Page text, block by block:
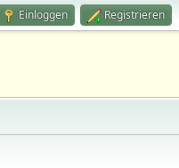
Einloggen Registrieren